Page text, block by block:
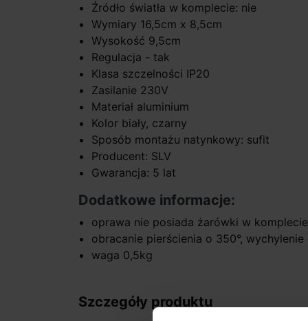
Źródło światła w komplecie: nie
Wymiary 16,5cm x 8,5cm
Wysokość 9,5cm
Regulacja - tak
Klasa szczelności IP20
Zasilanie 230V
Materiał aluminium
Kolor biały, czarny
Sposób montażu natynkowy: sufit
Producent: SLV
Gwarancja: 5 lat
Dodatkowe informacje:
oprawa nie posiada żarówki w komplecie
obracanie pierścienia o 350°, wychylenie
waga 0,5kg
Szczegóły produktu